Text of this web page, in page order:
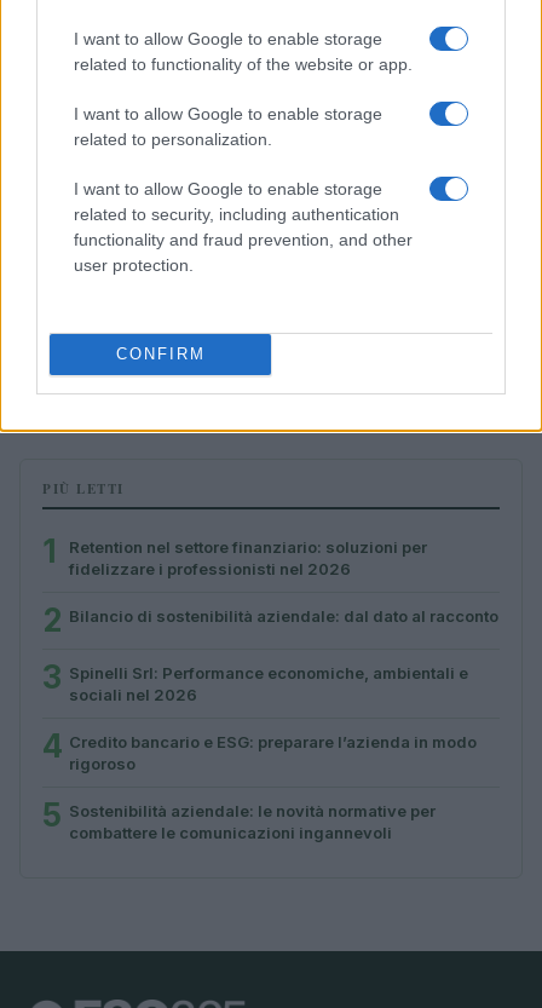
I want to allow Google to enable storage
related to functionality of the website or app.
I want to allow Google to enable storage
related to personalization.
I want to allow Google to enable storage
related to security, including authentication
functionality and fraud prevention, and other
user protection.
CONFIRM
Spinelli Srl: Performance economiche, ambientali e
sociali nel 2026
Ilaria Galli · 7 Ago 2026
PIÙ LETTI
1
Retention nel settore finanziario: soluzioni per
fidelizzare i professionisti nel 2026
2 Bilancio di sostenibilità aziendale: dal dato al racconto
3 Spinelli Srl: Performance economiche, ambientali e
sociali nel 2026
4 Credito bancario e ESG: preparare l’azienda in modo
rigoroso
5 Sostenibilità aziendale: le novità normative per
combattere le comunicazioni ingannevoli